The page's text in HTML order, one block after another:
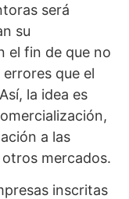
será
su
el fin de que no
que el
la idea es
a las
mercados.
inscritas